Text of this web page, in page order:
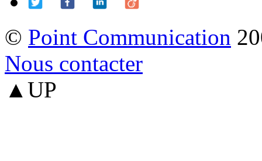
© Point Communication
Nous contacter
▲UP